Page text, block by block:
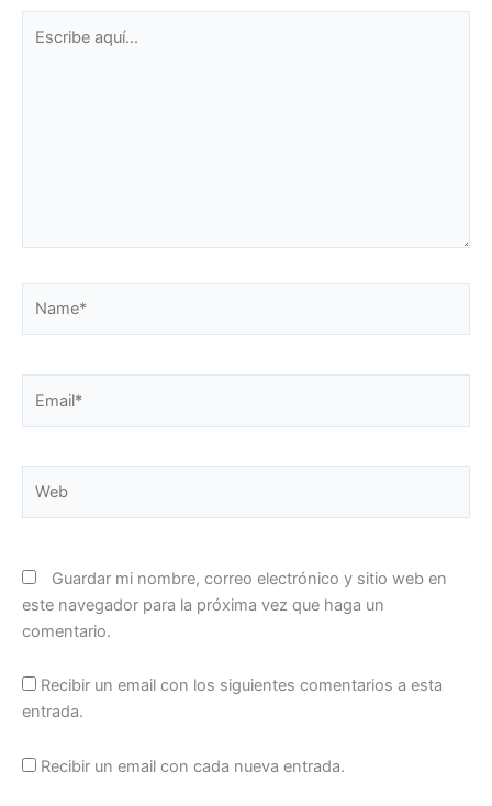
aquí...
Guardar mi nombre, correo electrónico y sitio web en
este navegador para la próxima vez que haga un
comentario.
Recibir un email con los siguientes comentarios a esta
entrada.
Recibir un email con cada nueva entrada.